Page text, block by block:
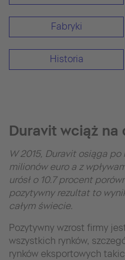
Fabryki
Historia
Duravit wciąż
W 2015, Duravit osiąga
milionów euro a z
urósł o 10.7 procent
pozytywny rezultat to
całym świecie.
Pozytywny wzrost firmy
wszystkich rynków,
rynków eksportowych